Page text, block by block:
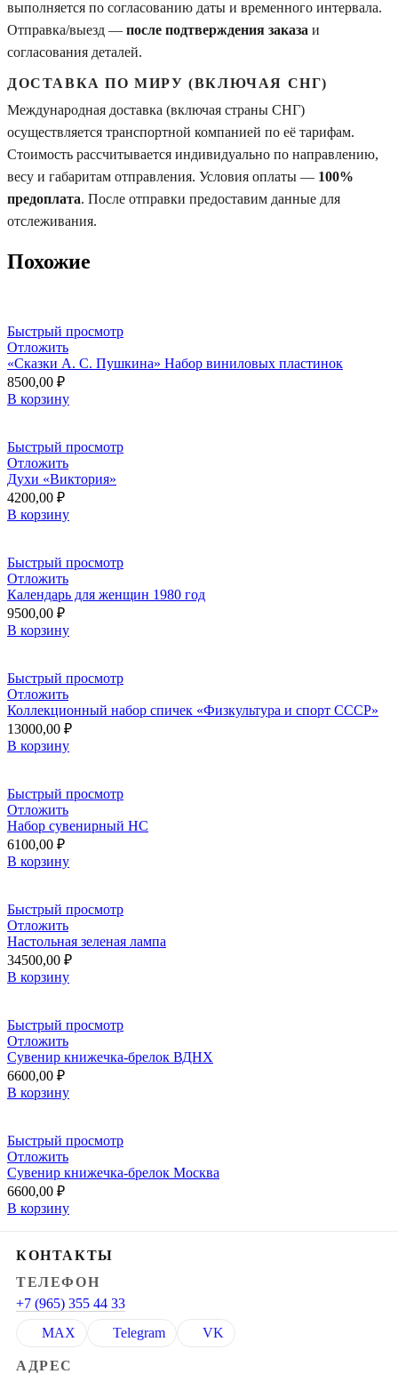
выполняется по согласованию даты и временного интервала.
Отправка/выезд — после подтверждения заказа и
согласования деталей.
ДОСТАВКА ПО МИРУ (ВКЛЮЧАЯ СНГ)
Международная доставка (включая страны СНГ)
осуществляется транспортной компанией по её тарифам.
Стоимость рассчитывается индивидуально по направлению,
весу и габаритам отправления. Условия оплаты — 100%
предоплата. После отправки предоставим данные для
отслеживания.
Похожие
Быстрый просмотр
Отложить
«Сказки A. C. Пушкина» Набор виниловых пластинок
8500,00 ₽
В корзину
Быстрый просмотр
Отложить
Духи «Виктория»
4200,00 ₽
В корзину
Быстрый просмотр
Отложить
Календарь для женщин 1980 год
9500,00 ₽
В корзину
Быстрый просмотр
Отложить
Коллекционный набор спичек «Физкультура и спорт СССР»
13000,00 ₽
В корзину
Быстрый просмотр
Отложить
Набор сувенирный НС
6100,00 ₽
В корзину
Быстрый просмотр
Отложить
Настольная зеленая лампа
34500,00 ₽
В корзину
Быстрый просмотр
Отложить
Сувенир книжечка-брелок ВДНХ
6600,00 ₽
В корзину
Быстрый просмотр
Отложить
Сувенир книжечка-брелок Москва
6600,00 ₽
В корзину
КОНТАКТЫ
ТЕЛЕФОН
+7 (965) 355 44 33
MAX
Telegram VK
АДРЕС